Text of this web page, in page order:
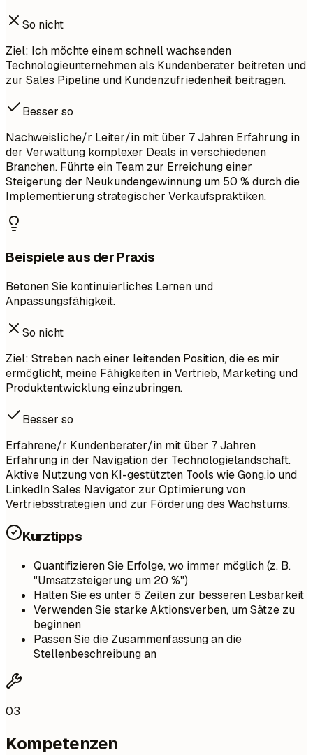
So nicht
Ziel: Ich möchte einem schnell wachsenden
Technologieunternehmen als Kundenberater beitreten und
zur Sales Pipeline und Kundenzufriedenheit beitragen.
Besser so
Nachweisliche/r Leiter/in mit über 7 Jahren Erfahrung in
der Verwaltung komplexer Deals in verschiedenen
Branchen. Führte ein Team zur Erreichung einer
Steigerung der Neukundengewinnung um 50 % durch die
Implementierung strategischer Verkaufspraktiken.
Beispiele aus der Praxis
Betonen Sie kontinuierliches Lernen und
Anpassungsfähigkeit.
So nicht
Ziel: Streben nach einer leitenden Position, die es mir
ermöglicht, meine Fähigkeiten in Vertrieb, Marketing und
Produktentwicklung einzubringen.
Besser so
Erfahrene/r Kundenberater/in mit über 7 Jahren
Erfahrung in der Navigation der Technologielandschaft.
Aktive Nutzung von KI-gestützten Tools wie Gong.io und
LinkedIn Sales Navigator zur Optimierung von
Vertriebsstrategien und zur Förderung des Wachstums.
Kurztipps
Quantifizieren Sie Erfolge, wo immer möglich (z. B.
"Umsatzsteigerung um 20 %")
Halten Sie es unter 5 Zeilen zur besseren Lesbarkeit
Verwenden Sie starke Aktionsverben, um Sätze zu
beginnen
Passen Sie die Zusammenfassung an die
Stellenbeschreibung an
03
Kompetenzen